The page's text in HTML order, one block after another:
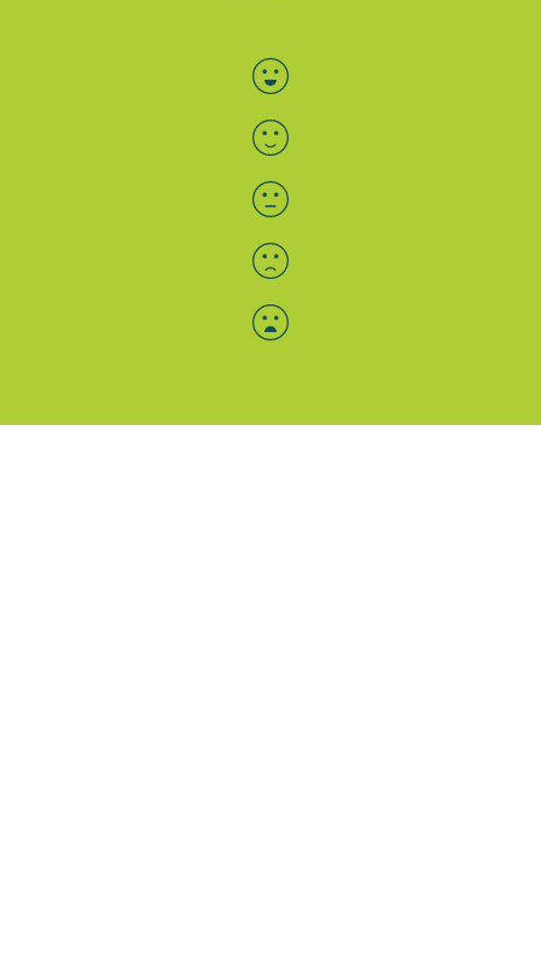
Bewertung auswählen